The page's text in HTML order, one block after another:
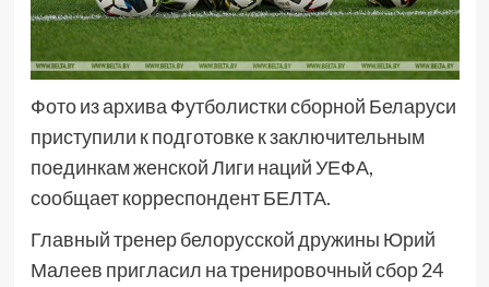
Фото из архива Футболистки сборной Беларуси
приступили к подготовке к заключительным
поединкам женской Лиги наций УЕФА,
сообщает корреспондент БЕЛТА.
Главный тренер белорусской дружины Юрий
Малеев пригласил на тренировочный сбор 24